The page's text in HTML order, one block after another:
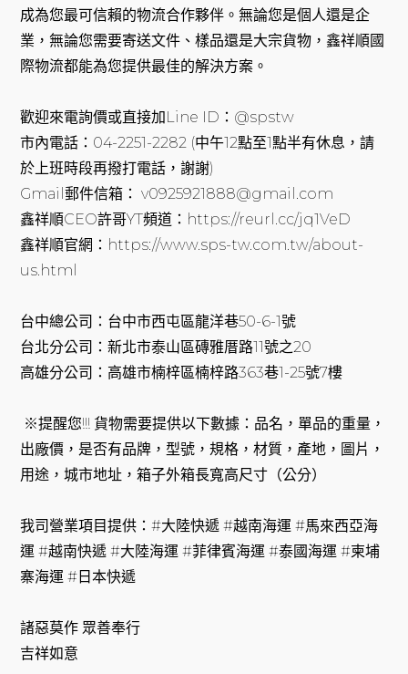
成為您最可信賴的物流合作夥伴。無論您是個人還是企
業，無論您需要寄送文件、樣品還是大宗貨物，鑫祥順國
際物流都能為您提供最佳的解決方案。
歡迎來電詢價或直接加Line ID：@spstw
市內電話：04-2251-2282 (中午12點至1點半有休息，請
於上班時段再撥打電話，謝謝)
Gmail郵件信箱： v0925921888@gmail.com
鑫祥順CEO許哥YT頻道：https://reurl.cc/jq1VeD
鑫祥順官網：https://www.sps-tw.com.tw/about-
us.html
台中總公司：台中市西屯區龍洋巷50-6-1號
台北分公司：新北市泰山區磚雅厝路11號之20
高雄分公司：高雄市楠梓區楠梓路363巷1-25號7樓
※提醒您!!! 貨物需要提供以下數據：品名，單品的重量，
出廠價，是否有品牌，型號，規格，材質，產地，圖片，
用途，城市地址，箱子外箱長寬高尺寸（公分）
我司營業項目提供：#大陸快遞 #越南海運 #馬來西亞海
運 #越南快遞 #大陸海運 #菲律賓海運 #泰國海運 #柬埔
寨海運 #日本快遞
諸惡莫作 眾善奉行
吉祥如意